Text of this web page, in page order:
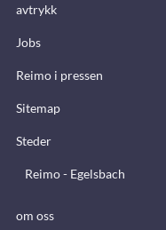
avtrykk
Jobs
Reimo i pressen
Sitemap
Steder
Reimo - Egelsbach
om oss